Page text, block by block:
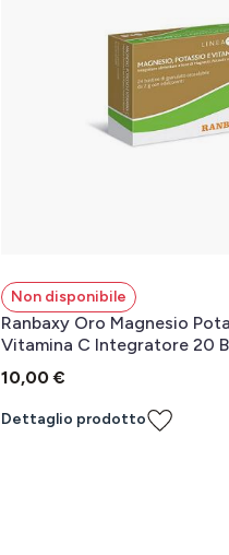
Non disponibile
Ranbaxy Oro Magnesio
Vitamina C Integratore 20
10,00 €
Dettaglio prodotto